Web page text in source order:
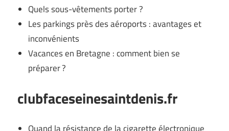
Quels sous-vêtements porter ?
Les parkings près des aéroports : avantages et
inconvénients
Vacances en Bretagne : comment bien se
préparer ?
clubfaceseinesaintdenis.fr
Quand la résistance de la cigarette électronique